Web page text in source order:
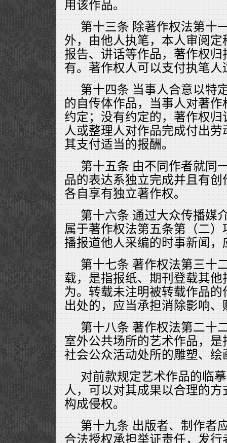
用该作品。
第十三条 除著作权法第十
外，由他人执笔，本人审阅
报告、讲话等作品，著作权
有。著作权人可以支付执笔人
第十四条 当事人合意以特
的自传体作品，当事人对著
约定；没有约定的，著作权
人或整理人对作品完成付出
其支付适当的报酬。
第十五条 由不同作者就同
品的表达系独立完成并且有
各自享有独立著作权。
第十六条 通过大众传播媒
属于著作权法第五条第（二
播报道他人采编的时事新闻，
第十七条 著作权法第三十
载，是指报纸、期刊登载其
为。转载未注明被转载作品
出处的，应当承担消除影响
第十八条 著作权法第二十
室外公共场所的艺术作品，
社会公众活动处所的雕塑、
对前款规定艺术作品的临
人，可以对其成果以合理的
构成侵权。
第十九条 出版者、制作者
合法授权承担举证责任，发